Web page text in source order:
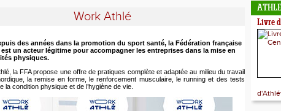
Work Athlé
des années dans la promotion du sport santé, la Fédération française
est un acteur légitime pour accompagner les entreprises dans la mise en
physiques.
la FFA propose une offre de pratiques complète et adaptée au milieu du travail
la remise en forme, le renforcement musculaire, le running et des tests
la condition physique et de l’hygiène de vie.
Livre